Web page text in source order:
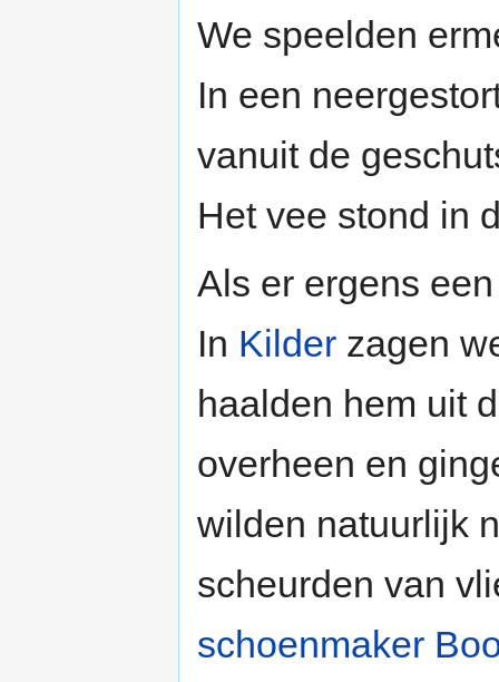
We speelden
In een
vanuit de
Het vee stond in
Als er ergens
In Kilder zagen
haalden hem uit
overheen en
wilden natuurlijk
scheurden van
schoenmaker